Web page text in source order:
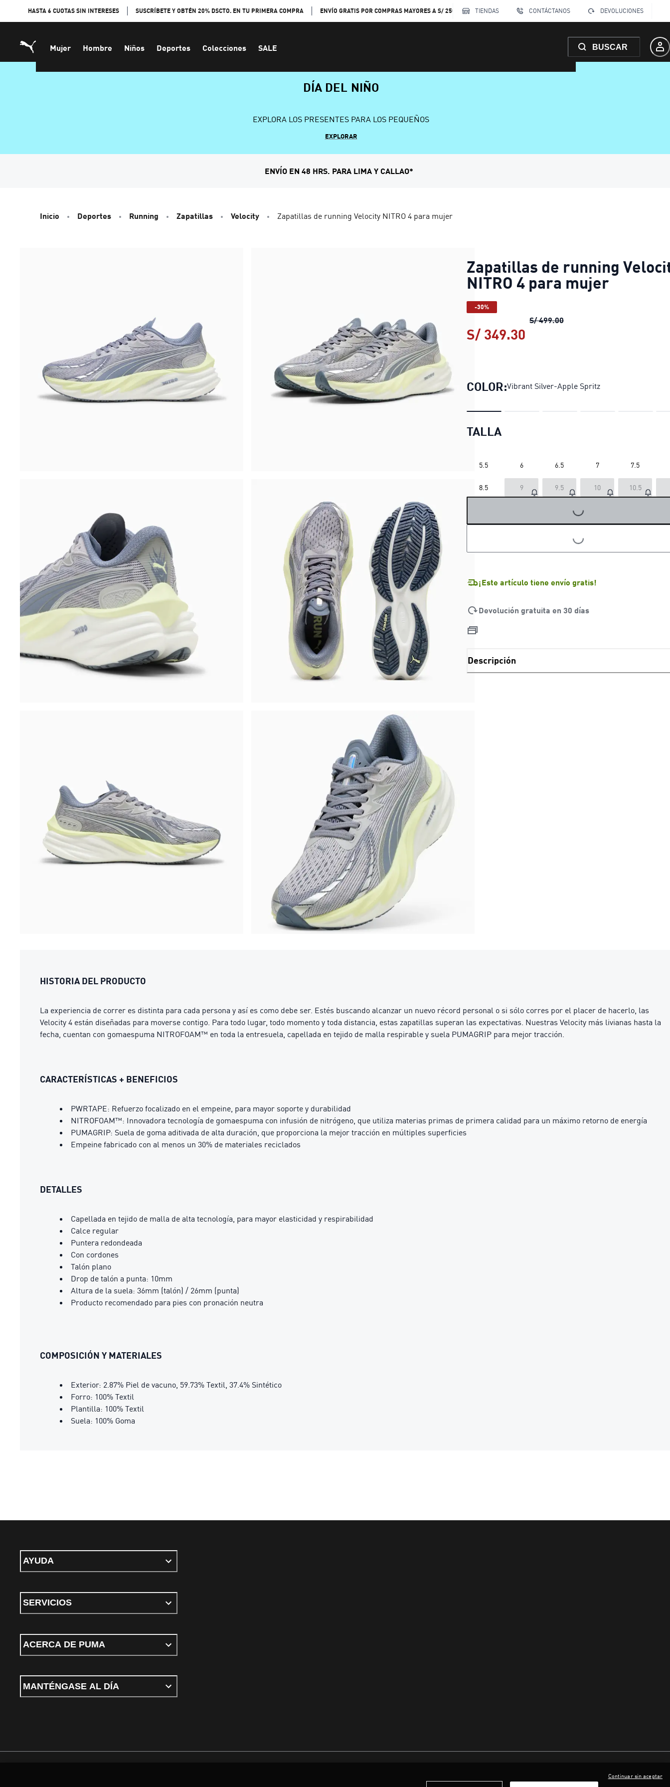
HASTA 6 CUOTAS SIN INTERESES SUSCRÍBETE Y OBTÉN 20% DSCTO. EN TU PRIMERA COMPRA ENVÍO GRATIS POR COMPRAS MAYORES A S/ 250 TIENDAS CONTÁCTANOS DEVOLUCIONES
Mujer Hombre Niños Deportes Colecciones SALE BUSCAR
DÍA DEL NIÑO
EXPLORA LOS PRESENTES PARA LOS PEQUEÑOS
EXPLORAR
ENVÍO EN 48 HRS. PARA LIMA Y CALLAO*
Inicio Deportes Running Zapatillas Velocity Zapatillas de running Velocity NITRO 4 para mujer
Zapatillas de running
NITRO 4 para mujer
-30%
S/ 499.00Zapatillas de running
S/ 349.30
COLOR:Vibrant Silver-Apple Spritz
TALLA
5.5 6 6.5 7 7.5
8.5 9 9.5 10 10.5
LOADING...
LOADING...
¡Este artículo tiene envío gratis!
Devolución gratuita en 30 días
Descripción
HISTORIA DEL PRODUCTO
La experiencia de correr es distinta para cada persona y así es como debe ser. Estés buscando alcanzar un nuevo récord personal o si sólo corres por el placer de hacerlo, las
Velocity 4 están diseñadas para moverse contigo. Para todo lugar, todo momento y toda distancia, estas zapatillas superan las expectativas. Nuestras Velocity más livianas hasta la
fecha, cuentan con gomaespuma NITROFOAM™ en toda la entresuela, capellada en tejido de malla respirable y suela PUMAGRIP para mejor tracción.
CARACTERÍSTICAS + BENEFICIOS
PWRTAPE: Refuerzo focalizado en el empeine, para mayor soporte y durabilidad
NITROFOAM™: Innovadora tecnología de gomaespuma con infusión de nitrógeno, que utiliza materias primas de primera calidad para un máximo retorno de energía
PUMAGRIP: Suela de goma aditivada de alta duración, que proporciona la mejor tracción en múltiples superficies
Empeine fabricado con al menos un 30% de materiales reciclados
DETALLES
Capellada en tejido de malla de alta tecnología, para mayor elasticidad y respirabilidad
Calce regular
Puntera redondeada
Con cordones
Talón plano
Drop de talón a punta: 10mm
Altura de la suela: 36mm (talón) / 26mm (punta)
Producto recomendado para pies con pronación neutra
COMPOSICIÓN Y MATERIALES
Exterior: 2.87% Piel de vacuno, 59.73% Textil, 37.4% Sintético
Forro: 100% Textil
Plantilla: 100% Textil
Suela: 100% Goma
AYUDA
SERVICIOS
ACERCA DE PUMA
MANTÉNGASE AL DÍA
Continuar sin aceptar